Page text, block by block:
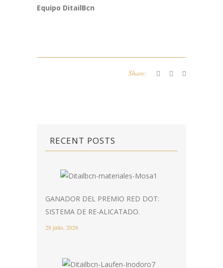
Equipo DitailBcn
Share:
RECENT POSTS
GANADOR DEL PREMIO RED DOT:
SISTEMA DE RE-ALICATADO.
28 julio, 2026